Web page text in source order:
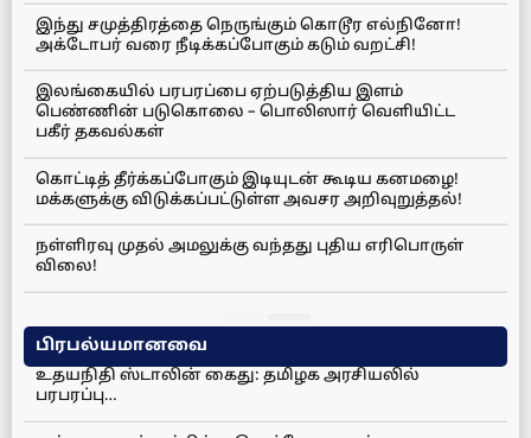
இந்து சமுத்திரத்தை நெருங்கும் கொடூர எல்நினோ!
அக்டோபர் வரை நீடிக்கப்போகும் கடும் வறட்சி!
இலங்கையில் பரபரப்பை ஏற்படுத்திய இளம்
பெண்ணின் படுகொலை – பொலிஸார் வெளியிட்ட
பகீர் தகவல்கள்
கொட்டித் தீர்க்கப்போகும் இடியுடன் கூடிய கனமழை!
மக்களுக்கு விடுக்கப்பட்டுள்ள அவசர அறிவுறுத்தல்!
நள்ளிரவு முதல் அமலுக்கு வந்தது புதிய எரிபொருள்
விலை!
பிரபல்யமானவை
உதயநிதி ஸ்டாலின் கைது: தமிழக அரசியலில்
பரபரப்பு…